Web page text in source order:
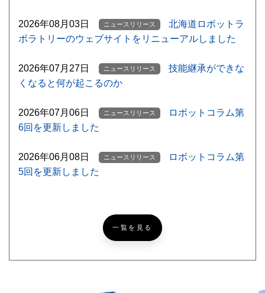
2026年08月03日 ニュースリリース
北海道ロボットラ
ボラトリーのウェブサイトをリニューアルしました
2026年07月27日 ニュースリリース
技能継承ができな
くなると何が起こるのか
2026年07月06日 ニュースリリース
ロボットコラム第
6回を更新しました
2026年06月08日 ニュースリリース
ロボットコラム第
5回を更新しました
#5】北海道ならでは？なゴルフあるある
一覧を見る